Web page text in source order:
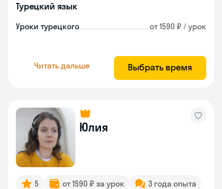
Турецкий язык
Уроки турецкого от 1590 ₽ / урок
Читать дальше Выбрать время
Юлия
5 от 1590 ₽ за урок
3 года опыта